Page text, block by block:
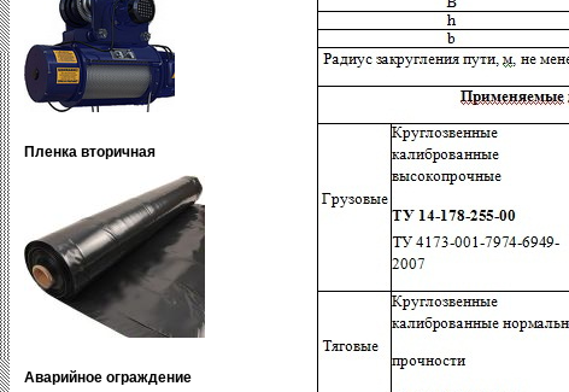
Пленка вторичная
Аварийное ограждение